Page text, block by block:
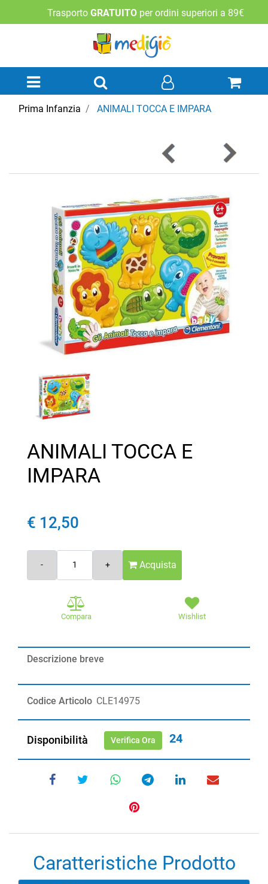
Trasporto GRATUITO per ordini superiori a 89€
Open menu
Prima Infanzia ANIMALI TOCCA E IMPARA
ANIMALI TOCCA E
IMPARA
€ 12,50
Acquista
Compara Wishlist
Descrizione breve
Codice Articolo CLE14975
Disponibilità Verifica Ora 24
Caratteristiche Prodotto